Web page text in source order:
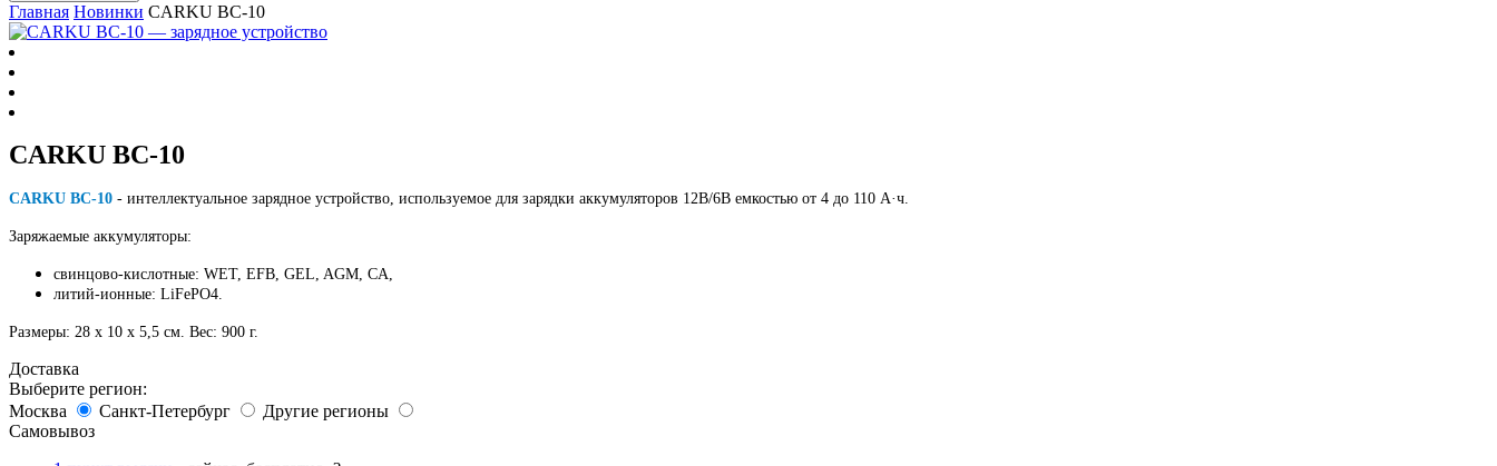
Главная Новинки CARKU BC-10
CARKU BC-10
CARKU BC-10 - интеллектуальное зарядное устройство, используемое для зарядки аккумуляторов 12В/6В емкостью от 4 до 110 А·ч.
Заряжаемые аккумуляторы:
свинцово-кислотные: WET, EFB, GEL, AGM, CA,
литий-ионные: LiFePO4.
Размеры: 28 х 10 х 5,5 см. Вес: 900 г.
Доставка
Выберите регион:
Москва
Санкт-Петербург
Другие регионы
Самовывоз